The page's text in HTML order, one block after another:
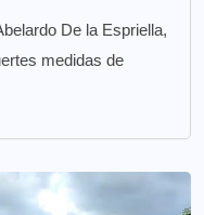
De la Espriella,
medidas de